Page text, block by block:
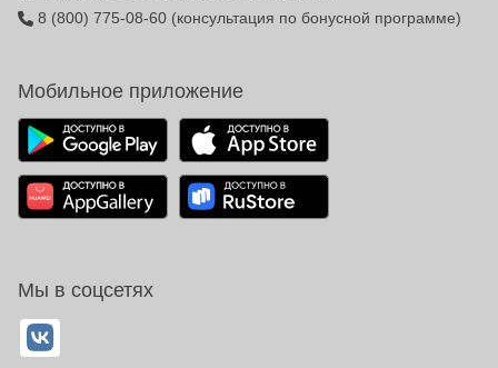
8 (800) 775-08-60 (консультация по бонусной программе)
Мобильное приложение
Мы в соцсетях